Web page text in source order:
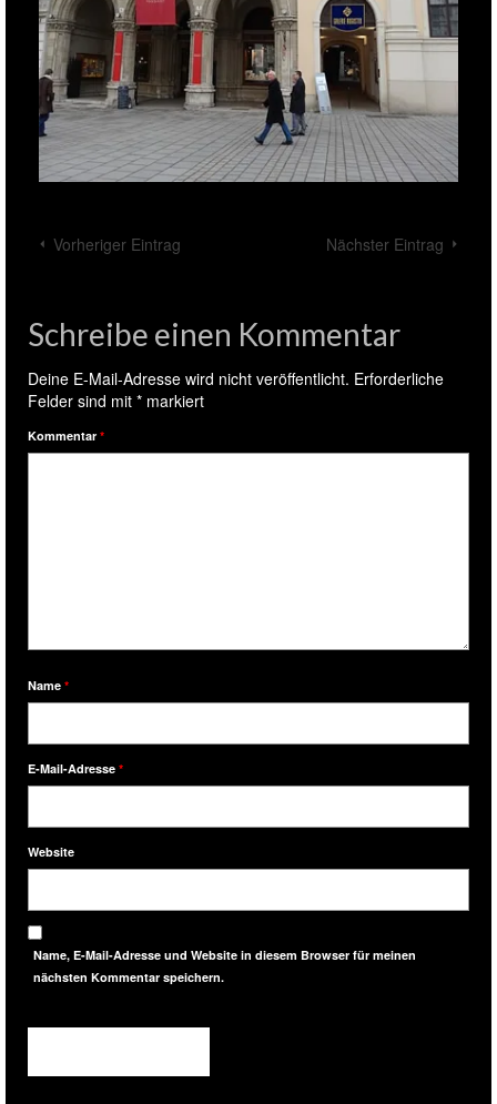
Vorheriger Eintrag Nächster Eintrag
Schreibe einen Kommentar
Deine E-Mail-Adresse wird nicht veröffentlicht. Erforderliche
Felder sind mit * markiert
Kommentar *
Name *
E-Mail-Adresse *
Website
Name, E-Mail-Adresse und Website in diesem Browser für meinen
nächsten Kommentar speichern.